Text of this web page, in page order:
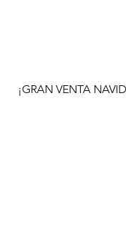
¡GRAN VENTA